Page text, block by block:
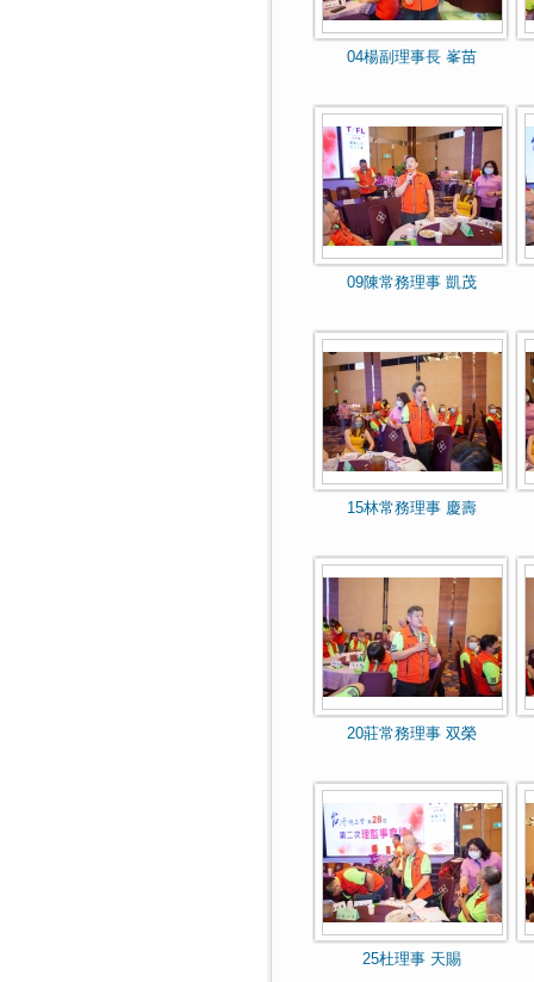
04楊副理事長 峯苗
09陳常務理事 凱茂
15林常務理事 慶壽
20莊常務理事 双榮
25杜理事 天賜